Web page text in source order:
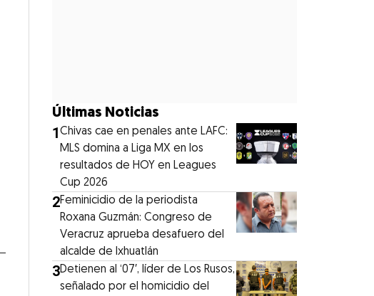
Últimas Noticias
1Chivas cae en penales ante LAFC:
MLS domina a Liga MX en los
resultados de HOY en Leagues
Cup 2026
2Feminicidio de la periodista
Roxana Guzmán: Congreso de
Veracruz aprueba desafuero del
alcalde de Ixhuatlán
3Detienen al ‘07′, líder de Los Rusos,
señalado por el homicidio del